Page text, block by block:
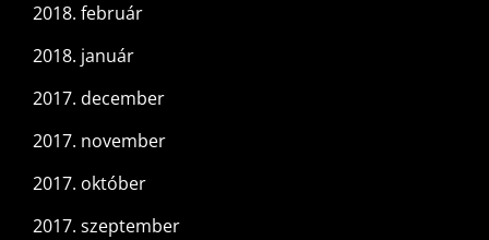
2018. február
2018. január
2017. december
2017. november
2017. október
2017. szeptember